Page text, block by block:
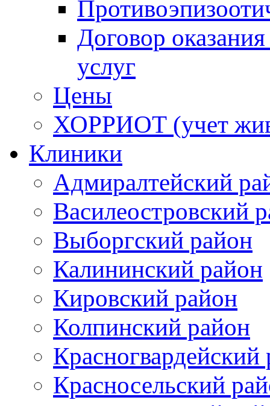
Договор
услуг
Цены
ХОРРИОТ (учет
Клиники
Адмиралтейский
Василеостровский
Выборгский район
Калининский район
Кировский район
Колпинский район
Красногвардейский
Красносельский